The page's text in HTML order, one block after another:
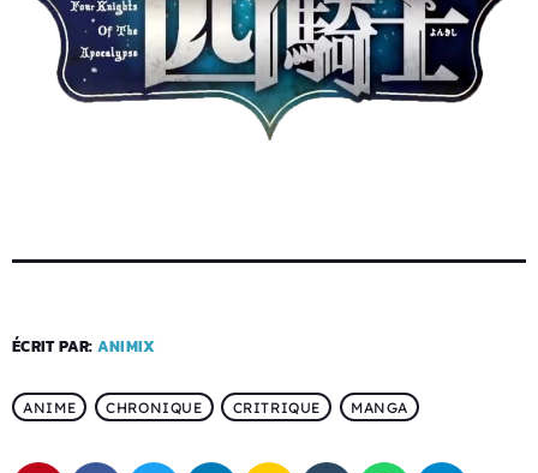
ÉCRIT PAR: ANIMIX
ANIME CHRONIQUE CRITRIQUE MANGA